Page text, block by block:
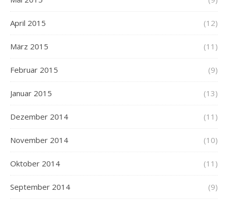
April 2015 (12)
März 2015 (11)
Februar 2015 (9)
Januar 2015 (13)
Dezember 2014 (11)
November 2014 (10)
Oktober 2014 (11)
September 2014 (9)